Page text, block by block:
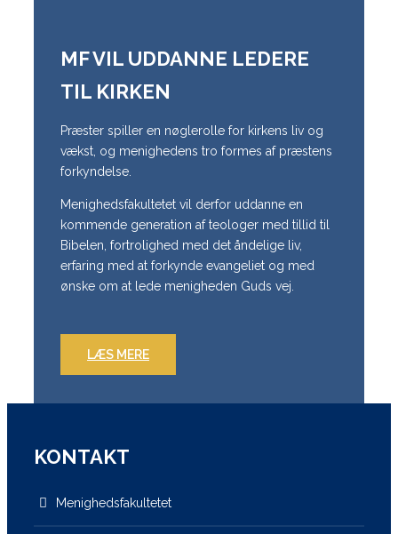
MF VIL UDDANNE LEDERE
TIL KIRKEN
Præster spiller en nøglerolle for kirkens liv og
vækst, og menighedens tro formes af præstens
forkyndelse.
Menighedsfakultetet vil derfor uddanne en
kommende generation af teologer med tillid til
Bibelen, fortrolighed med det åndelige liv,
erfaring med at forkynde evangeliet og med
ønske om at lede menigheden Guds vej.
LÆS MERE
KONTAKT
Menighedsfakultetet